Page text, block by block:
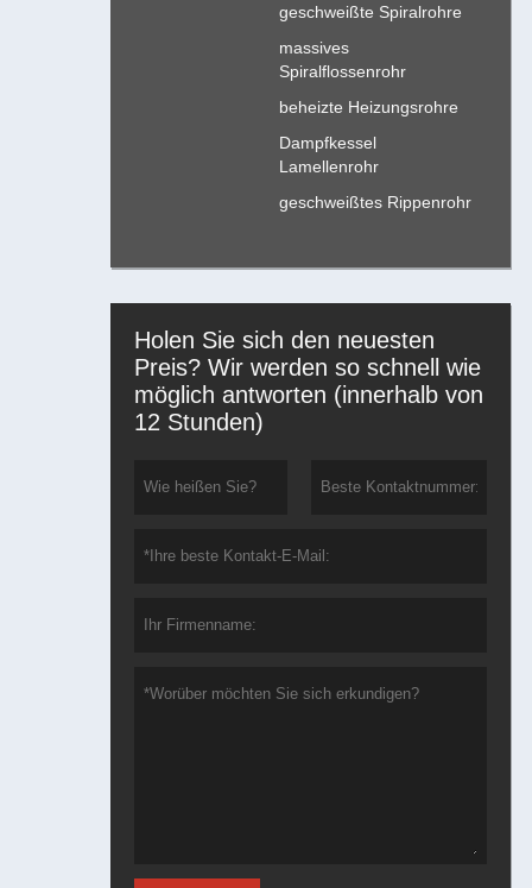
geschweißte Spiralrohre
massives
Spiralflossenrohr
beheizte Heizungsrohre
Dampfkessel
Lamellenrohr
geschweißtes Rippenrohr
Holen Sie sich den neuesten
Preis? Wir werden so schnell wie
möglich antworten (innerhalb von
12 Stunden)